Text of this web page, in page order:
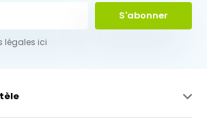
S'abonner
légales ici